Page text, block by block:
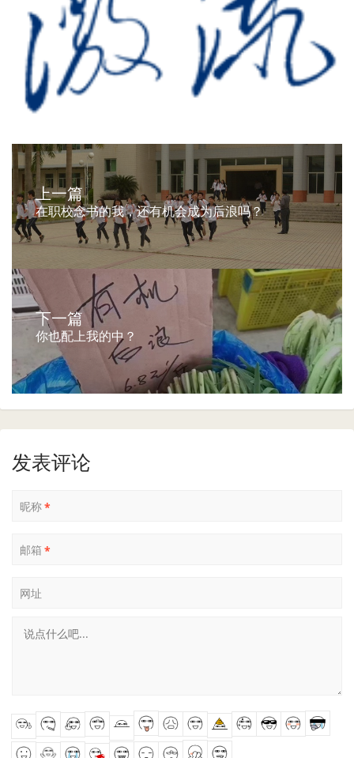
上一篇
在职校念书的我，还有机会成为后浪吗？
下一篇
你也配上我的中？
发表评论
昵称*
邮箱 *
网址